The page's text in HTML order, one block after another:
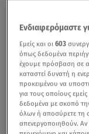
Ενδιαφερόμαστε
Εμείς και οι603
όπως δεδομένα
έχουμε πρόσβαση σε
καταστεί δυνατή η
προκειμένου να
για τους οποίους
δεδομένα με σκοπό
όλων ή αποσύρετε τη
απενεργοποιηθούν. Αν